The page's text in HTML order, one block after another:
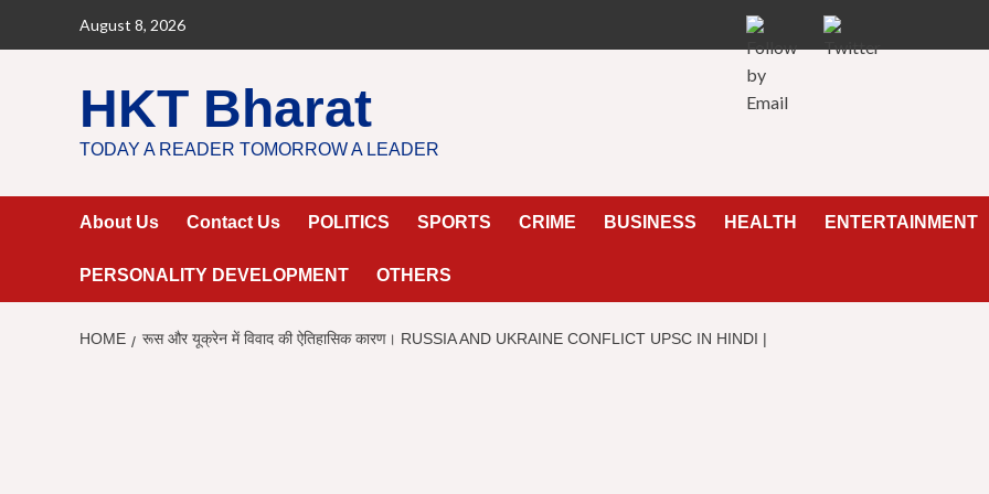
August 8, 2026
HKT Bharat
TODAY A READER TOMORROW A LEADER
About Us Contact Us POLITICS SPORTS CRIME BUSINESS HEALTH ENTERTAINMENT
PERSONALITY DEVELOPMENT OTHERS
HOME रूस और यूक्रेन में विवाद की ऐतिहासिक कारण। RUSSIA AND UKRAINE CONFLICT UPSC IN HINDI |